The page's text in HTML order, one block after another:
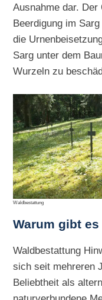
Ausnahme dar.
Beerdigung im
die
Sarg unter dem
Wurzeln zu
Waldbestattung
Warum gibt
Waldbestattung
sich seit mehreren
Beliebtheit als